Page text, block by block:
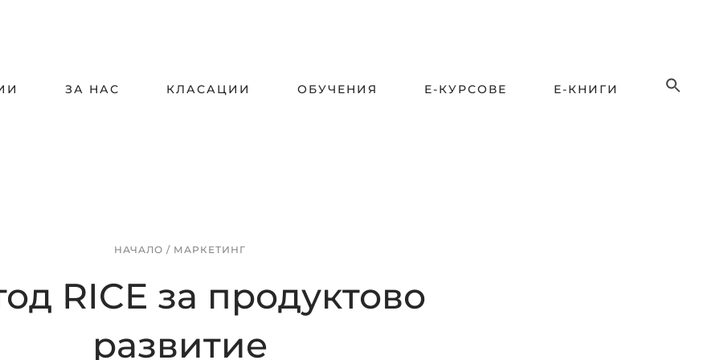
ЗА НАС КЛАСАЦИИ ОБУЧЕНИЯ Е-КУРСОВЕ Е-КНИГИ
НАЧАЛО / МАРКЕТИНГ
RICE за продуктово
развитие